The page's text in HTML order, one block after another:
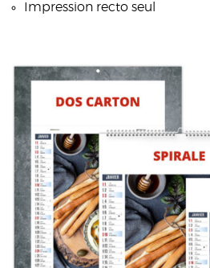
Impression recto seul